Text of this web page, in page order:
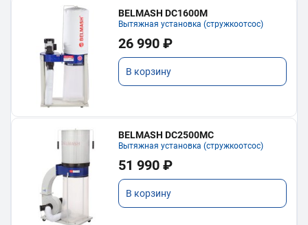
BELMASH DC1600M
Вытяжная установка (стружкоотсос)
26 990 ₽
В корзину
BELMASH DC2500MC
Вытяжная установка (стружкоотсос)
51 990 ₽
В корзину